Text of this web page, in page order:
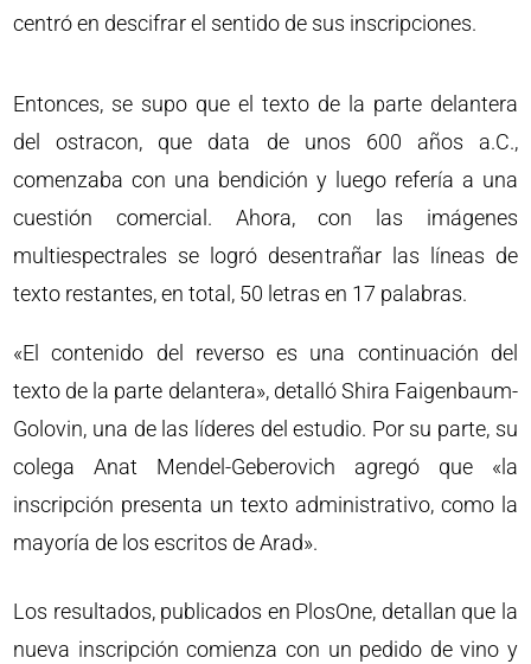
centró en descifrar el sentido de sus inscripciones.
Entonces, se supo que el texto de la parte delantera
del ostracon, que data de unos 600 años a.C.,
comenzaba con una bendición y luego refería a una
cuestión comercial. Ahora, con las imágenes
multiespectrales se logró desentrañar las líneas de
texto restantes, en total, 50 letras en 17 palabras.
«El contenido del reverso es una continuación del
texto de la parte delantera», detalló Shira Faigenbaum-
Golovin, una de las líderes del estudio. Por su parte, su
colega Anat Mendel-Geberovich agregó que «la
inscripción presenta un texto administrativo, como la
mayoría de los escritos de Arad».
Los resultados, publicados en PlosOne, detallan que la
nueva inscripción comienza con un pedido de vino y